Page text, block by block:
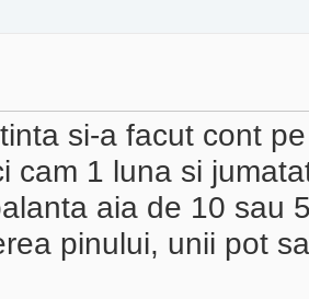
si-a facut cont
cam 1 luna si
aia de 10 sau
pinului, unii pot